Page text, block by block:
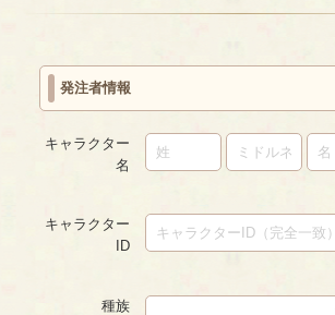
発注者情報
キャラクター
名
キャラクター
ID
種族